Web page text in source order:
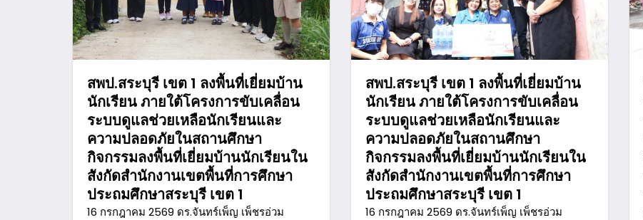
สพป.สระบุรี เขต 1 ลงพื้นที่เยี่ยมบ้าน
นักเรียน ภายใต้โครงการขับเคลื่อน
ระบบดูแลช่วยเหลือนักเรียนและ
ความปลอดภัยในสถานศึกษา
กิจกรรมลงพื้นที่เยี่ยมบ้านนักเรียนใน
สังกัดสำนักงานเขตพื้นที่การศึกษา
ประถมศึกษาสระบุรี เขต 1
16 กรกฎาคม 2569 ดร.จันทร์เพ็ญ เพ็ชรอ่วม
สพป.สระบุรี เขต 1 ลงพื้นที่เยี่ยมบ้าน
นักเรียน ภายใต้โครงการขับเคลื่อน
ระบบดูแลช่วยเหลือนักเรียนและ
ความปลอดภัยในสถานศึกษา
กิจกรรมลงพื้นที่เยี่ยมบ้านนักเรียนใน
สังกัดสำนักงานเขตพื้นที่การศึกษา
ประถมศึกษาสระบุรี เขต 1
16 กรกฎาคม 2569 ดร.จันทร์เพ็ญ เพ็ชรอ่วม